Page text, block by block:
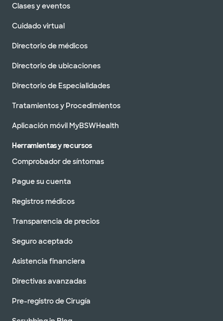
Clases y eventos
Cuidado virtual
Directorio de médicos
Directorio de ubicaciones
Directorio de Especialidades
Tratamientos y Procedimientos
Aplicación móvil MyBSWHealth
Herramientas y recursos
Comprobador de síntomas
Pague su cuenta
Registros médicos
Transparencia de precios
Seguro aceptado
Asistencia financiera
Directivas avanzadas
Pre-registro de Cirugía